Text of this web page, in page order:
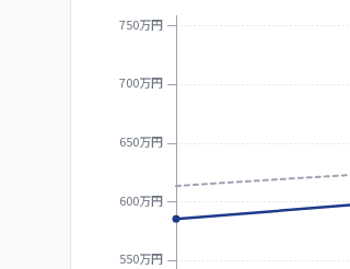
550万円
600万円
650万円
700万円
750万円